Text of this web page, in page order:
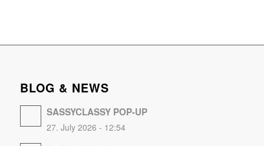
BLOG & NEWS
SASSYCLASSY POP-UP
27. July 2026 - 12:54